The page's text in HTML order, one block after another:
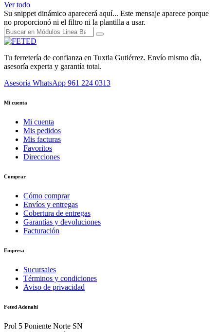
Ver todo
Su snippet dinámico aparecerá aquí... Este mensaje aparece porque
no proporcionó ni el filtro ni la plantilla a usar.
Tu ferretería de confianza en Tuxtla Gutiérrez. Envío mismo día,
asesoría experta y garantía total.
Asesoría WhatsApp 961 224 0313
Mi cuenta
Mi cuenta
Mis pedidos
Mis facturas
Favoritos
Direcciones
Comprar
Cómo comprar
Envíos y entregas
Cobertura de entregas
Garantías y devoluciones
Facturación
Empresa
Sucursales
Términos y condiciones
Aviso de privacidad
Feted Adonahi
Prol 5 Poniente Norte SN